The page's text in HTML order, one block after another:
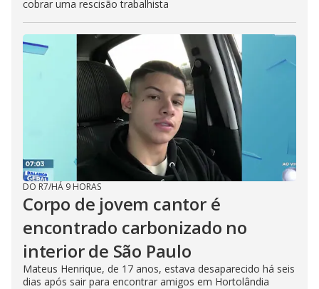
cobrar uma rescisão trabalhista
DO R7/HÁ 9 HORAS
Corpo de jovem cantor é
encontrado carbonizado no
interior de São Paulo
Mateus Henrique, de 17 anos, estava desaparecido há seis
dias após sair para encontrar amigos em Hortolândia